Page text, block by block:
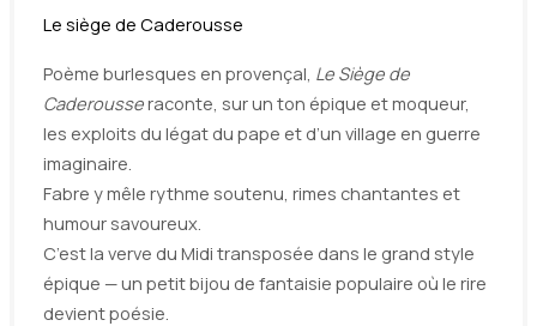
Le siège de Caderousse
Poème burlesques en provençal, Le Siège de
Caderousseraconte, sur un ton épique et moqueur,
les exploits du légat du pape et d’un village en guerre
imaginaire.
Fabre y mêle rythme soutenu, rimes chantantes et
humour savoureux.
C’est la verve du Midi transposée dans le grand style
épique — un petit bijou de fantaisie populaire où le rire
devient poésie.